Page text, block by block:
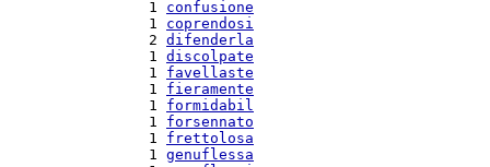
  1
confusione
  1
coprendosi
  2
difenderla
  1
discolpate
  1
favellaste
  1
fieramente
  1
formidabil
  1
forsennato
  1
frettolosa
  1
genuflessa